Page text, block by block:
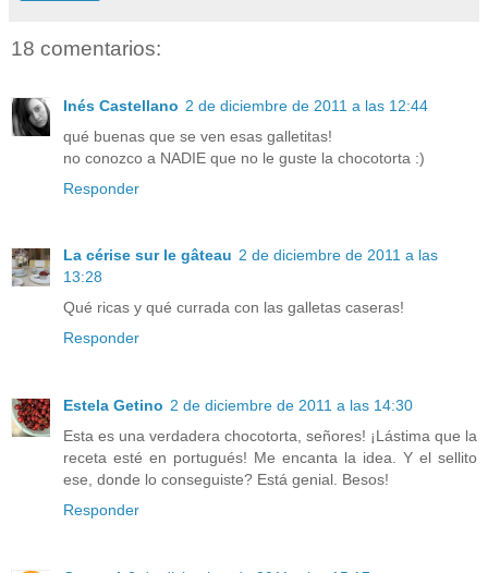
18 comentarios:
Inés Castellano 2 de diciembre de 2011 a las 12:44
qué buenas que se ven esas galletitas!
no conozco a NADIE que no le guste la chocotorta :)
Responder
La cérise sur le gâteau 2 de diciembre de 2011 a las
13:28
Qué ricas y qué currada con las galletas caseras!
Responder
Estela Getino 2 de diciembre de 2011 a las 14:30
Esta es una verdadera chocotorta, señores! ¡Lástima que la
receta esté en portugués! Me encanta la idea. Y el sellito
ese, donde lo conseguiste? Está genial. Besos!
Responder